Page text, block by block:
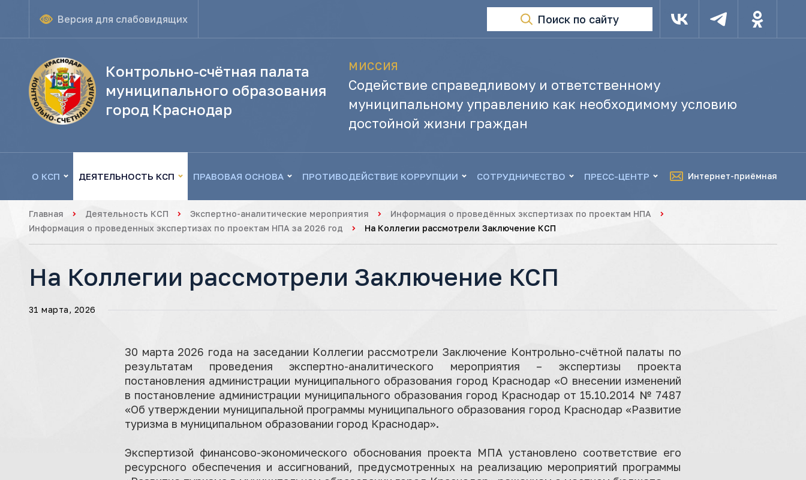
Версия для слабовидящих Поиск по сайту
Контрольно-счётная палата
муниципального образования
город Краснодар
МИССИЯ
Содействие справедливому и ответственному
муниципальному управлению как необходимому условию
достойной жизни граждан
О КСП ДЕЯТЕЛЬНОСТЬ КСП ПРАВОВАЯ ОСНОВА ПРОТИВОДЕЙСТВИЕ КОРРУПЦИИ СОТРУДНИЧЕСТВО ПРЕСС-ЦЕНТР Интернет-приёмная
Главная Деятельность КСП Экспертно-аналитические мероприятия
Информация о проведённых экспертизах по проектам НПА
Информация о проведенных экспертизах по проектам НПА за 2026 год
На Коллегии рассмотрели Заключение КСП
На Коллегии рассмотрели Заключение КСП
31 марта, 2026
30 марта 2026 года на заседании Коллегии рассмотрели Заключение Контрольно-счётной палаты по
результатам проведения экспертно-аналитического мероприятия – экспертизы проекта
постановления администрации муниципального образования город Краснодар «О внесении изменений
в постановление администрации муниципального образования город Краснодар от 15.10.2014 № 7487
«Об утверждении муниципальной программы муниципального образования город Краснодар «Развитие
туризма в муниципальном образовании город Краснодар».
Экспертизой финансово-экономического обоснования проекта МПА установлено соответствие его
ресурсного обеспечения и ассигнований, предусмотренных на реализацию мероприятий программы